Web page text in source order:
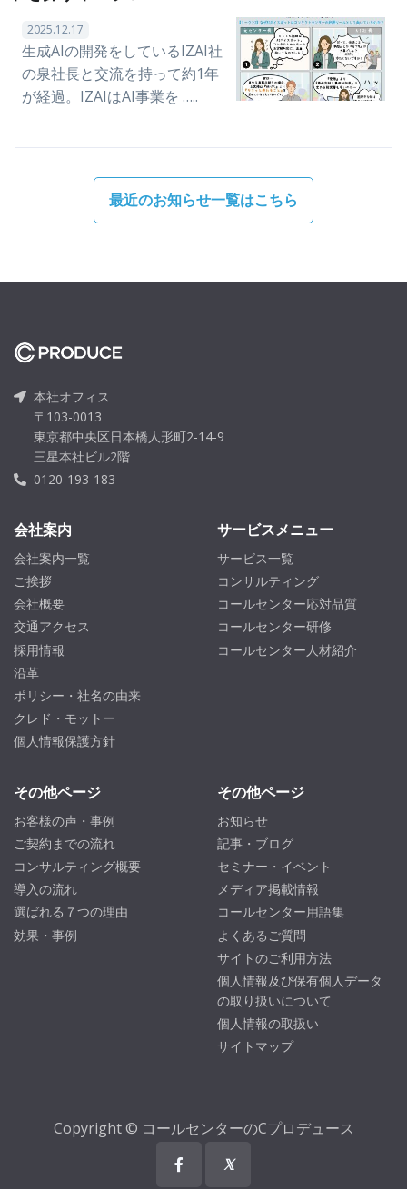
2025.12.17
生成AIの開発をしているIZAI社
の泉社長と交流を持って約1年
が経過。IZAIはAI事業を …..
最近のお知らせ一覧はこちら
本社オフィス
〒103-0013
東京都中央区日本橋人形町2-14-9
三星本社ビル2階
0120-193-183
会社案内
会社案内一覧
ご挨拶
会社概要
交通アクセス
採用情報
沿革
ポリシー・社名の由来
クレド・モットー
個人情報保護方針
サービスメニュー
サービス一覧
コンサルティング
コールセンター応対品質
コールセンター研修
コールセンター人材紹介
その他ページ
お客様の声・事例
ご契約までの流れ
コンサルティング概要
導入の流れ
選ばれる７つの理由
効果・事例
その他ページ
お知らせ
記事・ブログ
セミナー・イベント
メディア掲載情報
コールセンター用語集
よくあるご質問
サイトのご利用方法
個人情報及び保有個人データ
の取り扱いについて
個人情報の取扱い
サイトマップ
Copyright © コールセンターのCプロデュース